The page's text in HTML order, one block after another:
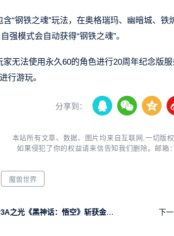
“钢铁之魂”玩法，在奥格瑞玛、幽暗城、
强模式会自动获得“钢铁之魂”。
家无法使用永久60的角色进行20周年纪念版
行游玩。
分享到：
本站所有文章、数据、图片均来自互联网,一切版
如果侵犯了你的权益请来信告知我们删除。邮箱：
魔兽世界
《黑神话：悟空》斩获金摇杆年度游戏大奖 下